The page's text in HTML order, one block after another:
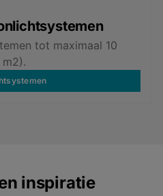
tot maximaal 10
inspiratie